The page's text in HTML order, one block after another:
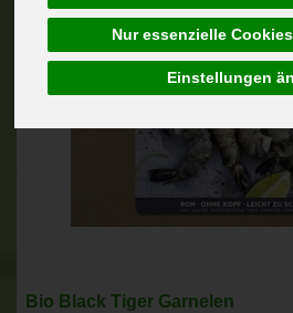
Nur essenzielle
Einstellungen
Bio Black Tiger Garnelen